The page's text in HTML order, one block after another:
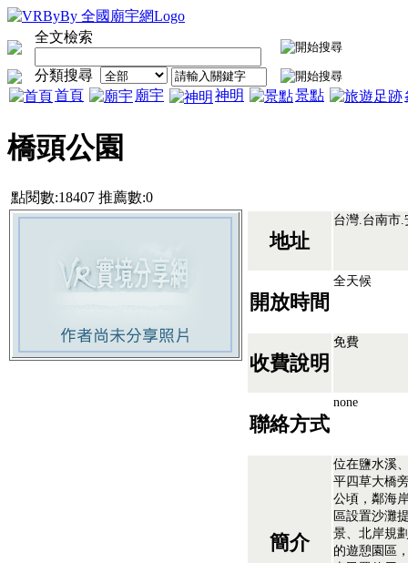
全文檢索
分類搜尋
首頁
廟宇 神明 景點
橋頭公園
點閱數:18407 推薦數:0
地址
台灣.台南市
開放時間
全天候
收費說明
免費
聯絡方式
none
簡介
位在鹽水溪
平四草大橋
公頃，鄰海
區設置沙灘
景、北岸規
的遊憩園區